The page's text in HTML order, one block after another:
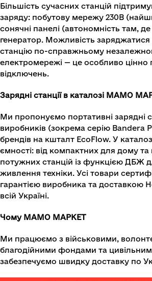
Більшість сучасних станцій
заряду: побутову мережу 230В
сонячні панелі (автономність там,
генератор. Можливість заряджатися
станцію по-справжньому
електромережі — це особливо цінно
відключень.
Зарядні станції в каталозі МАМО
Ми пропонуємо портативні зарядні
виробників (зокрема серію Bandera
брендів на кшталт EcoFlow. У
ємності: від компактних для дому та
потужних станцій із функцією ДБЖ
живлення техніки. Усі товари
гарантією виробника та
всій Україні.
Чому МАМО МАРКЕТ
Ми працюємо з військовими,
благодійними фондами та
забезпечуємо швидку доставку по